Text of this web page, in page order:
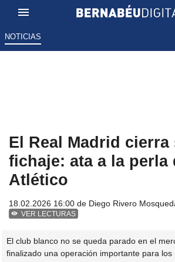
NOTICIAS
El Real Madrid
fichaje: ata a la perla
Atlético
18.02.2026 16:00 de Diego Rivero
VER LECTURAS
El club blanco no se queda parado en el
finalizado una operación importante para